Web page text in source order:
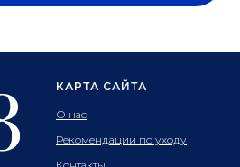
КАРТА САЙТА
О нас
Рекомендации по уходу